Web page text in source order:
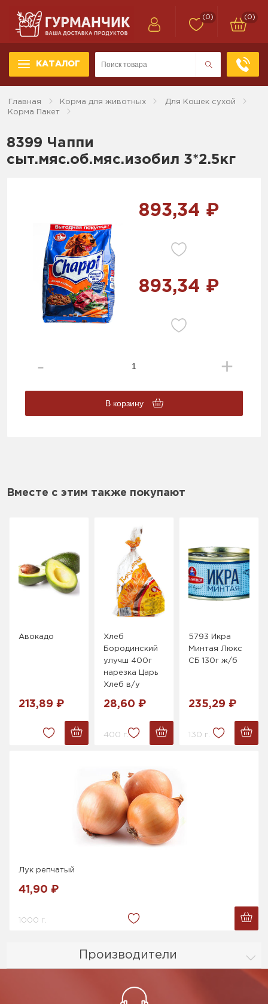
КАТАЛОГ
(0) (0)
Главная Корма для животных
Для Кошек сухой
Корма Пакет
Производители
8399 Чаппи
сыт.мяс.об.мяс.изобил 3*2.5кг
893,34 ₽
893,34 ₽
В корзину
Вместе с этим также покупают
Авокадо
213,89 ₽
Хлеб
Бородинский
улучш 400г
нарезка Царь
Хлеб в/у
28,60 ₽
400 г.
5793 Икра
Минтая Люкс
СБ 130г ж/б
235,29 ₽
130 г.
Лук репчатый
41,90 ₽
1000 г.